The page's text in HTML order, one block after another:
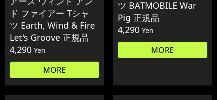
ド ファイアー Tシャ
ツ Earth, Wind & Fire
Let's Groove 正規品
4,290 Yen
MORE
ツ BATMOBILE War
Pig 正規品
4,290 Yen
MORE